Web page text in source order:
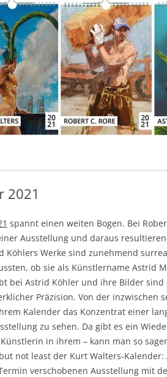
2021
spannt einen weiten Bogen. Bei
Ausstellung und daraus
Werke sind zunehmend
ob sie als Künstlername Astrid
bei Astrid Köhler und ihre Bilder
Präzision. Von der inzwischen
Kalender das Konzentrat einer
zu sehen. Da gibt es ein
in ihrem – kann man so
not least der Kurt Walters-Kalender:
verschobenen Ausstellung mit